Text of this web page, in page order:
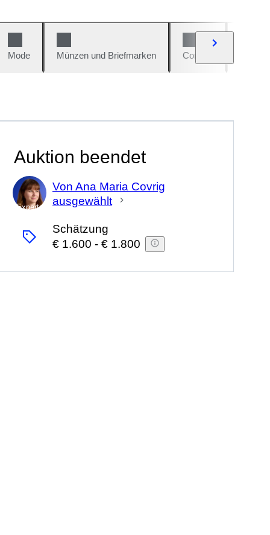
Mode Münzen und Briefmarken Comics
Auktion beendet
Experte
Von Ana Maria Covrig
ausgewählt
Schätzung
€ 1.600 - € 1.800